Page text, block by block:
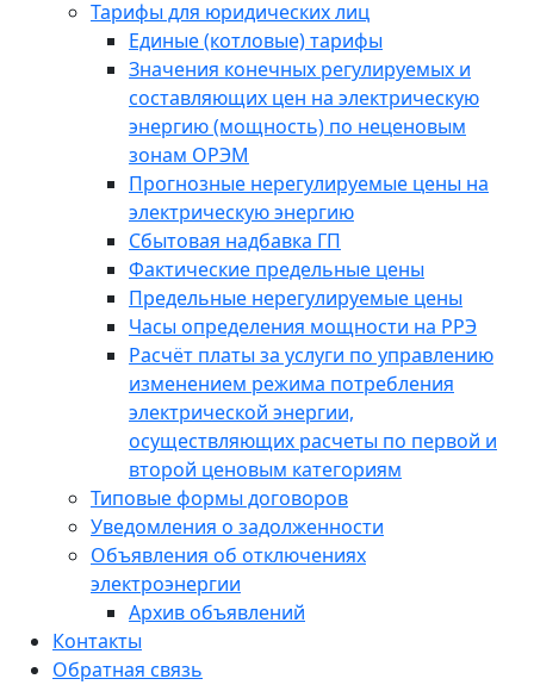
Тарифы для юридических лиц
Единые (котловые) тарифы
Значения конечных регулируемых и
составляющих цен на электрическую
энергию (мощность) по неценовым
зонам ОРЭМ
Прогнозные нерегулируемые цены на
электрическую энергию
Сбытовая надбавка ГП
Фактические предельные цены
Предельные нерегулируемые цены
Часы определения мощности на РРЭ
Расчёт платы за услуги по управлению
изменением режима потребления
электрической энергии,
осуществляющих расчеты по первой и
второй ценовым категориям
Типовые формы договоров
Уведомления о задолженности
Объявления об отключениях
электроэнергии
Архив объявлений
Контакты
Обратная связь